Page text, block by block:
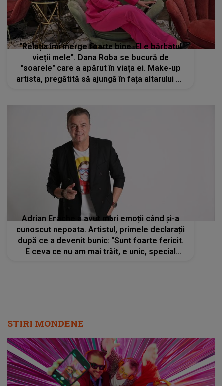
"Relația îmi merge foarte bine. El e bărbatul
vieții mele". Dana Roba se bucură de
"soarele" care a apărut în viața ei. Make-up
artista, pregătită să ajungă în fața altarului cu
Adrian Enache a avut mari emoții când și-a
cunoscut nepoata. Artistul, primele declarații
după ce a devenit bunic: "Sunt foarte fericit.
E ceva ce nu am mai trăit, e unic, special
STIRI MONDENE